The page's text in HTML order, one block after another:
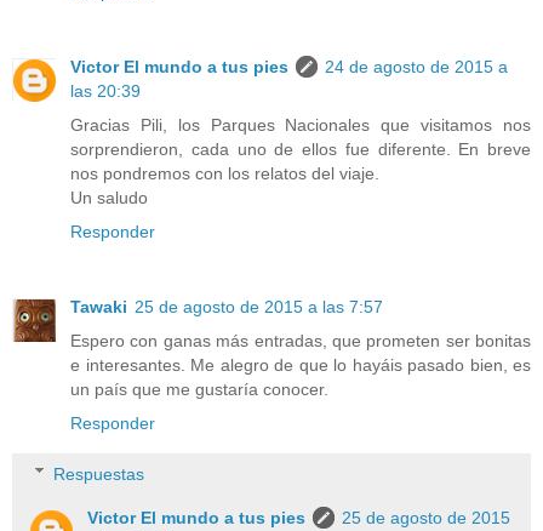
Victor El mundo a tus pies
24 de agosto de 2015 a
las 20:39
Gracias Pili, los Parques Nacionales que visitamos nos
sorprendieron, cada uno de ellos fue diferente. En breve
nos pondremos con los relatos del viaje.
Un saludo
Responder
Tawaki 25 de agosto de 2015 a las 7:57
Espero con ganas más entradas, que prometen ser bonitas
e interesantes. Me alegro de que lo hayáis pasado bien, es
un país que me gustaría conocer.
Responder
Respuestas
Victor El mundo a tus pies
25 de agosto de 2015